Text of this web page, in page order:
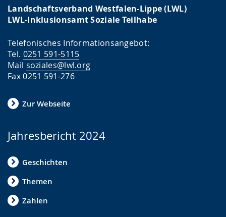
Landschaftsverband Westfalen-Lippe (LWL)
LWL-Inklusionsamt Soziale Teilhabe
Telefonisches Informationsangebot:
Tel. 0251 591-5115
Mail soziales@lwl.org
Fax 0251 591-276
Zur Webseite
Jahresbericht 2024
Geschichten
Themen
Zahlen